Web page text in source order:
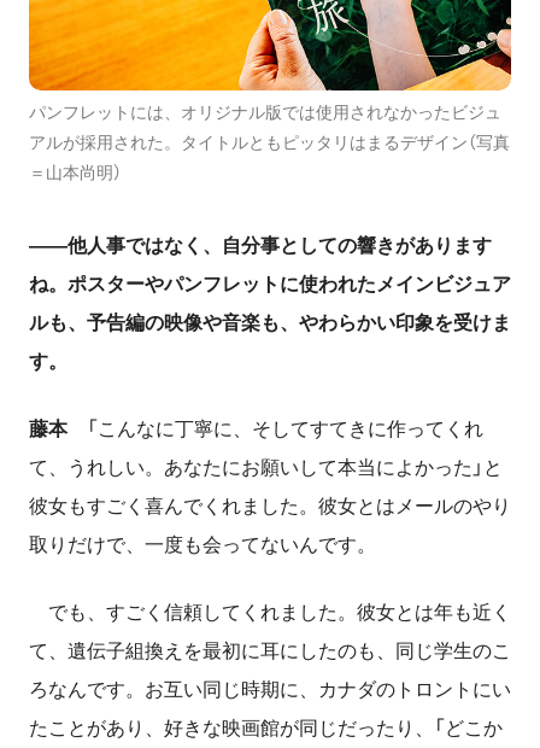
パンフレットには、オリジナル版では使用されなかったビジュ
アルが採用された。タイトルともピッタリはまるデザイン（写真
＝山本尚明）
――他人事ではなく、自分事としての響きがあります
ね。ポスターやパンフレットに使われたメインビジュア
ルも、予告編の映像や音楽も、やわらかい印象を受けま
す。
藤本「こんなに丁寧に、そしてすてきに作ってくれ
て、うれしい。あなたにお願いして本当によかった」と
彼女もすごく喜んでくれました。彼女とはメールのやり
取りだけで、一度も会ってないんです。
でも、すごく信頼してくれました。彼女とは年も近く
て、遺伝子組換えを最初に耳にしたのも、同じ学生のこ
ろなんです。お互い同じ時期に、カナダのトロントにい
たことがあり、好きな映画館が同じだったり、「どこか